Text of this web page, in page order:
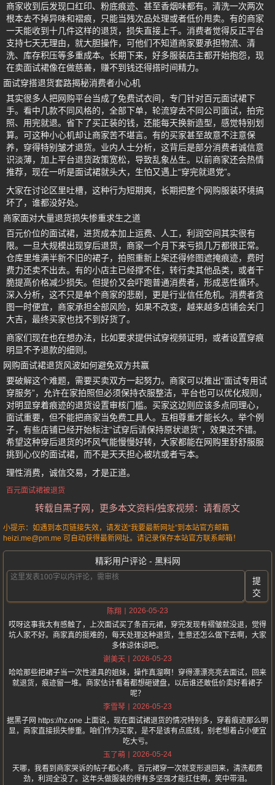
商家收到后发现口红印、粉底痕迹、甚至香烟味都有。清洗一次两次
根本去不掉异味和褶痕，只能当残次品处理或者低价甩卖。有的商家
一天能收到十几件这样的退货，损失直接上千。消费者觉得反正平台
支持七天无理由，就大胆操作，可他们不知道商家要承担物流、清
洗、库存积压等多重成本。长期下来，好多服装店主都开始抱怨，现
在卖面试裙像在做慈善，赚不到钱还得搭时间精力。
面试穿搭退货套路揭秘消费者小心机
其实很多人把网购平台当成了免费试衣间，专门针对百元面试裙下
手。看中几款不同风格的，全部下单，轮流穿去不同公司面试，拍完
照、用完就退。省下了买正装的钱，还能每天换新造型，感觉特别划
算。可这种小心机却让商家苦不堪言。有的买家甚至故意不注意保
养，穿得特别皱才退货。业内人士分析，这背后是部分消费者诚信意
识淡薄，加上平台退货政策宽松，导致乱象丛生。以前商家还会热情
推荐，现在一听是面试裙就头大，生怕又遇上“穿完就退党”。
大家在讨论区里吐槽，这种行为短期爽，长期把整个网购服装环境搞
坏了，谁都没好处。
商家面对大量退货损失惨重求生之道
百元价位的面试裙，进货成本加上运费、人工，利润空间其实很有
限。一旦大规模出现穿后退货，商家一个月下来亏损几万都很正常。
仓库里堆满半新不旧的裙子，拍照重新上架还得修图遮掩痕迹，费时
费力还卖不出去。有的小店主已经撑不住，转行卖其他品类，或者干
脆提高价格减少损失。但提价又会吓跑普通消费者，形成恶性循环。
深入分析，这不只是单个商家的悲剧，更是行业信任危机。消费者贪
图一时便宜，商家承担全部风险，如果不改变，越来越多店铺会关门
大吉，最终买家也找不到好货了。
商家们现在也在想办法，比如要求提供试穿视频证明，或者设置穿痕
明显不予退款的细则。
网购面试裙退货风波如何避免双方共赢
要破解这个难题，需要买卖双方一起努力。商家可以推出“面试专用试
穿服务”，允许在家拍照但必须保持衣服整洁，平台也可以优化规则，
对明显穿着痕迹的退货设置审核门槛。买家这边则应该多点同理心，
面试重要，但不能把商家当免费工具人。互相尊重才能长久。举个例
子，有些店铺已经开始标注“试穿后请保持原状退货”，效果还不错。
希望这种穿后退货的坏风气能慢慢好转，大家都能在网购里舒舒服服
挑到心仪的面试裙，而不是天天担心被坑或者亏本。
理性消费，诚信交易，才是正道。
百元面试裙被退货
转载自黑子网，更多本文资料/独家视频：请看原文
小提示：如遇到本页链接失效，请发送“我要最新网址”到本站官方邮箱
heizi.me@pm.me 可自动获得最新网址。请记录保存本站官方联系邮箱！
精彩用户评论 - 黑料网
提
交
陈翔
2026-05-23
哎呀这事我太有感触了，上次面试买了条百元裙，穿完发现有褶皱就没退，觉得
坑人家不好。商家真的挺难的，每天处理这种退货，生意还怎么做下去啊，大家
多体谅体谅吧。
谢美天
2026-05-23
哈哈那些把裙子当一次性道具的姐妹，操作真溜啊！穿得漂漂亮亮去面试，回来
就退货，痕迹留一堆。商家估计看着都想砸键盘，以后谁还敢低价卖好看裙子
呢？
李雪琴
2026-05-23
据黑子网 https://hz.one 上面说，现在面试裙退货的情况特别多，穿着痕迹那么明
显，商家直接损失惨重。咱们作为买家，是不是该有点底线，别老想着占小便宜
吃大亏。
玉了萌
2026-05-24
天哪，我看到商家哭诉的帖子都心疼。百元裙穿一次就变形退回来，清洗都费
劲，利润全没了。这年头做服装的得有多坚强才能扛住啊，笑中带泪。